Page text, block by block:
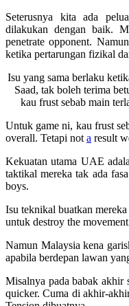
Seterusnya kita ada
dilakukan dengan baik.
penetrate opponent.
ketika pertarungan fizikal
Isu yang sama berlaku
Saad, tak boleh terima
kau frust sebab main
Untuk game ni, kau frust
overall. Tetapi not a result
Kekuatan utama UAE
taktikal mereka tak ada
boys.
Isu teknikal buatkan
untuk destroy the
Namun Malaysia kena
apabila berdepan lawan
Misalnya pada babak akhir
quicker. Cuma di akhir-